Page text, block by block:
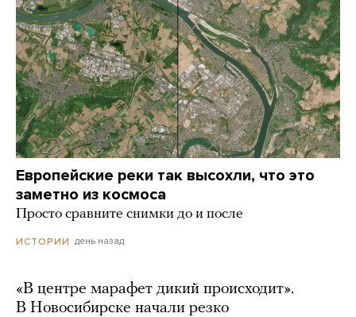
Европейские реки так высохли, что это
заметно из космоса
Просто сравните снимки до и после
ИСТОРИИ день назад
«В центре марафет дикий происходит».
В Новосибирске начали резко